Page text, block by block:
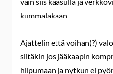
kummalakaan.
Ajattelin että voihan(?)
siitäkin jos jääkaapin
hiipumaan ja nytkun ei